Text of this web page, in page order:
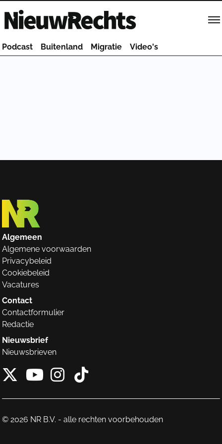
Homepage van NieuwRechts
Podcast Buitenland Migratie Video's
Algemeen
Algemene voorwaarden
Privacybeleid
Cookiebeleid
Vacatures
Contact
Contactformulier
Redactie
Nieuwsbrief
Nieuwsbrieven
X van NieuwRechts
Instagram van
Tiktok van
© 2026 NR B.V. - alle rechten voorbehouden